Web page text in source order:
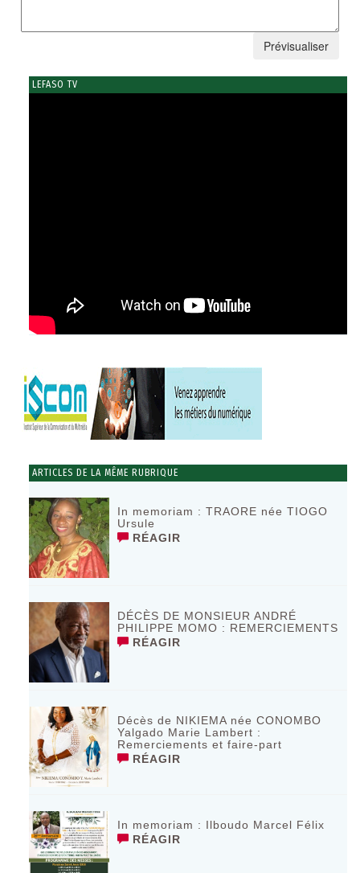
LEFASO TV
ARTICLES DE LA MÊME RUBRIQUE
In memoriam : TRAORE née TIOGO
Ursule
RÉAGIR
DÉCÈS DE MONSIEUR ANDRÉ
PHILIPPE MOMO : REMERCIEMENTS
RÉAGIR
Décès de NIKIEMA née CONOMBO
Yalgado Marie Lambert :
Remerciements et faire-part
RÉAGIR
In memoriam : Ilboudo Marcel Félix
RÉAGIR